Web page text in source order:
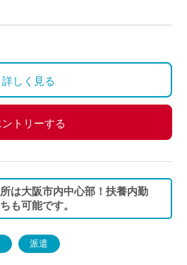
詳しく見る
ントリーする
は大阪市内中心部！扶養内勤
も可能です。
派遣